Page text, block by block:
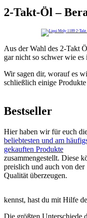
2-Takt-Öl –
Aus der Wahl des 2-Takt
gar nicht so schwer wie
Wir sagen dir, worauf es
schließlich einige
Bestseller
Hier haben wir für euch
beliebtesten und am
gekauften Produkte
zusammengestellt. Diese
preislich und auch von der
Qualität überzeugen.
kennst, hast du mit Hilfe